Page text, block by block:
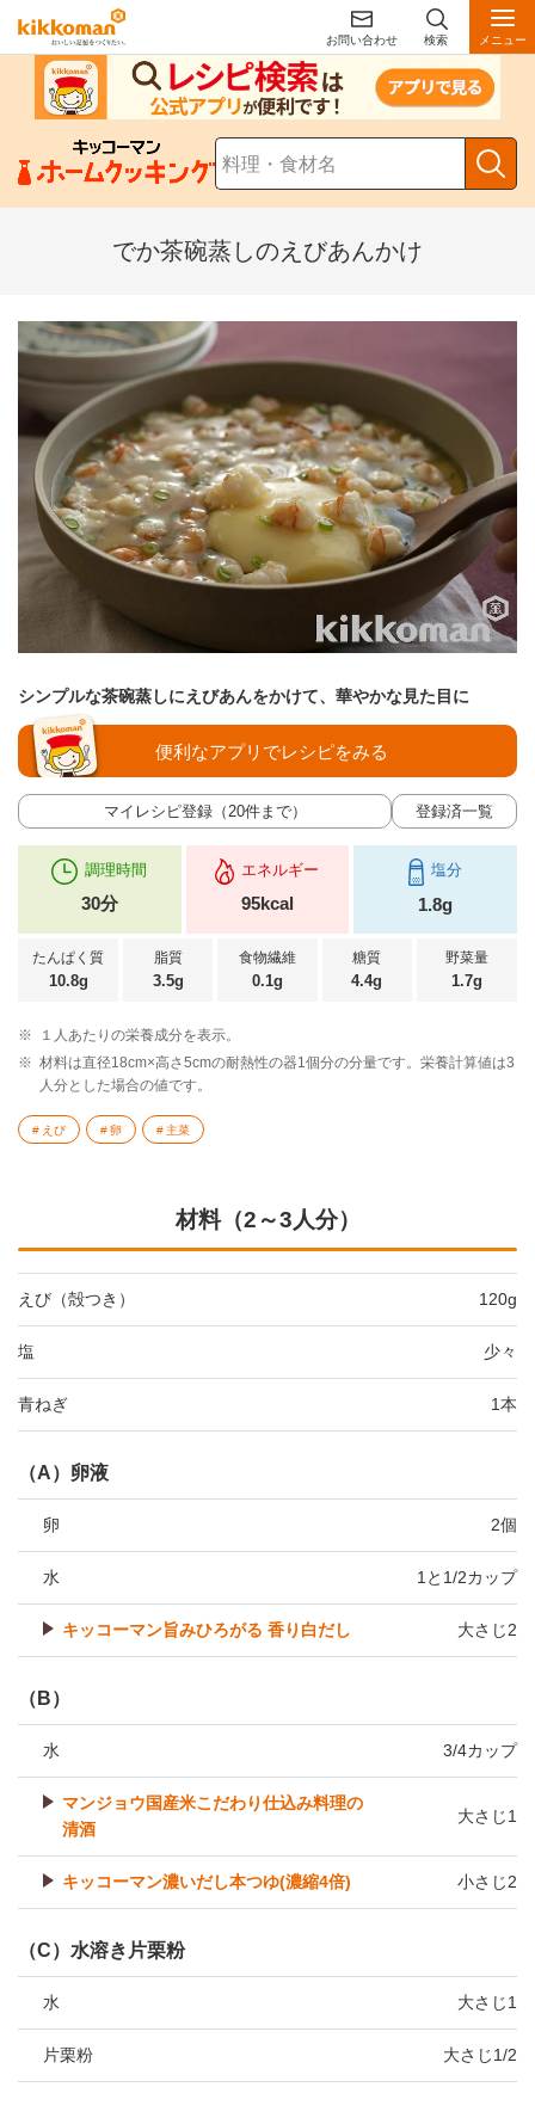
お問い合わせ 検索 メニュー
でか茶碗蒸しのえびあんかけ
シンプルな茶碗蒸しにえびあんをかけて、華やかな見た目に
マイレシピ登録（20件まで） 登録済一覧
便利なアプリでレシピをみる
調理時間
30分
エネルギー
95kcal
塩分
1.8g
たんぱく質
10.8g
脂質
3.5g
食物繊維
0.1g
糖質
4.4g
野菜量
1.7g
※
１人あたりの栄養成分を表示。
※ 材料は直径18cm×高さ5cmの耐熱性の器1個分の分量です。栄養計算値は3
人分とした場合の値です。
えび 卵 主菜
材料（2～3人分）
えび（殻つき） 120g
塩 少々
青ねぎ 1本
（A）卵液
卵 2個
水 1と1/2カップ
キッコーマン旨みひろがる 香り白だし 大さじ2
（B）
水 3/4カップ
マンジョウ国産米こだわり仕込み料理の
清酒
大さじ1
キッコーマン濃いだし本つゆ(濃縮4倍) 小さじ2
（C）水溶き片栗粉
水 大さじ1
片栗粉 大さじ1/2